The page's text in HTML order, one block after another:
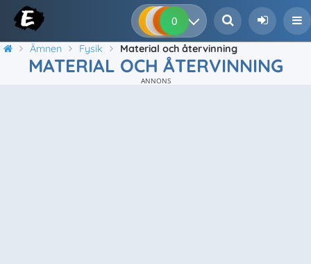
0 0 0
Ämnen Fysik Material och återvinning
MATERIAL OCH ÅTERVINNING
ANNONS